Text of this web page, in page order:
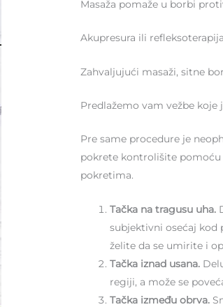
Masaža pomaže u borbi
Akupresura ili
Zahvaljujući masaži, sitne
Predlažemo vam vežbe
Pre same procedure je
pokrete kontrolišite pomoću
pokretima.
Tačka na tragusu uha.
subjektivni osećaj kod
želite da se umirite i
Tačka iznad usana.
regiji, a može se
Tačka između obrva.